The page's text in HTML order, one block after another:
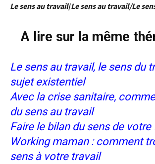
Le sens au travail/Le sens au travail/Le
A lire sur la même
Le sens au travail, le sens du
sujet existentiel
Avec la crise sanitaire,
du sens au travail
Faire le bilan du sens de votre
Working maman : comment
sens à votre travail